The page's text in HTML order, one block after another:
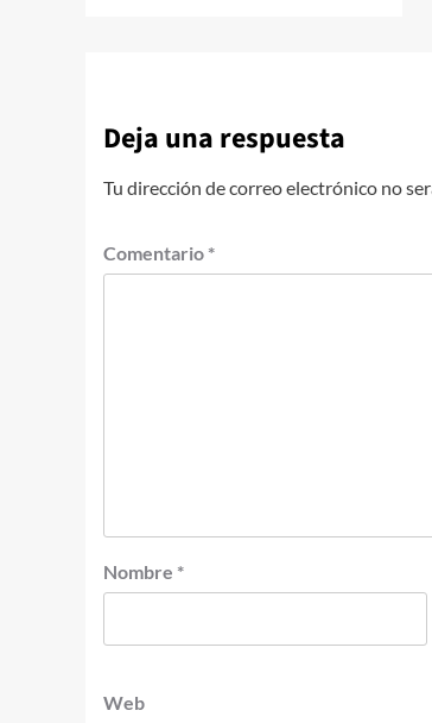
Deja una respuesta
Tu dirección de correo electrónico no
Comentario *
Nombre *
Web